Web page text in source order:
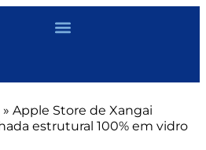
» Apple Store de Xangai
estrutural 100% em vidro